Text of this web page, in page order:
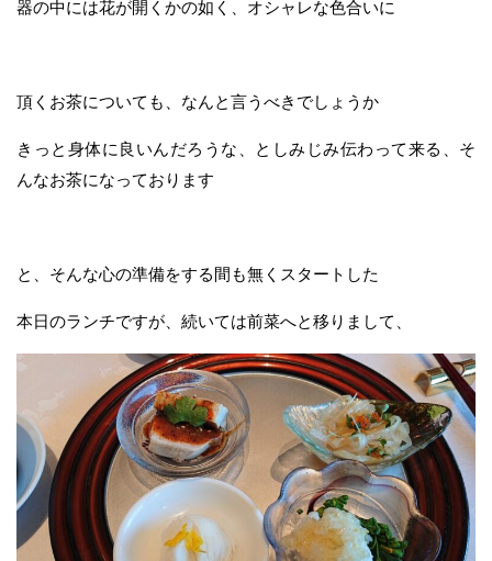
器の中には花が開くかの如く、オシャレな色合いに
頂くお茶についても、なんと言うべきでしょうか
きっと身体に良いんだろうな、としみじみ伝わって来る、そ
んなお茶になっております
と、そんな心の準備をする間も無くスタートした
本日のランチですが、続いては前菜へと移りまして、